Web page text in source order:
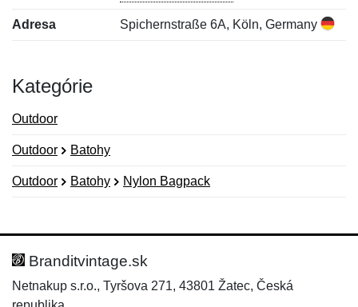
Adresa Spichernstraße 6A, Köln, Germany
Kategórie
Outdoor
Outdoor Batohy
Outdoor Batohy Nylon Bagpack
Hodnotenie:
Meno:
Branditvintage.sk
Netnakup s.r.o., Tyršova 271, 43801 Žatec, Česká